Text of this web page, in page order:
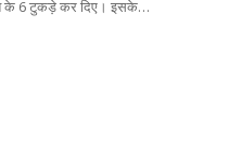
के 6 टुकड़े कर दिए। इसके…